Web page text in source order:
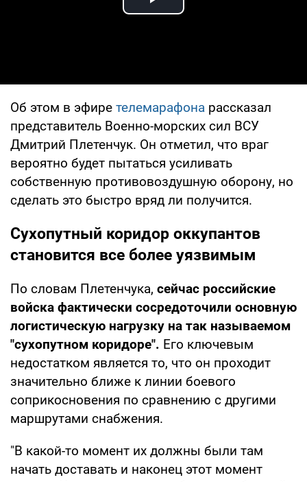
Play Video
Об этом в эфире телемарафона рассказал
представитель Военно-морских сил ВСУ
Дмитрий Плетенчук. Он отметил, что враг
вероятно будет пытаться усиливать
собственную противовоздушную оборону, но
сделать это быстро вряд ли получится.
Сухопутный коридор оккупантов
становится все более уязвимым
По словам Плетенчука, сейчас российские
войска фактически сосредоточили основную
логистическую нагрузку на так называемом
"сухопутном коридоре". Его ключевым
недостатком является то, что он проходит
значительно ближе к линии боевого
соприкосновения по сравнению с другими
маршрутами снабжения.
"В какой-то момент их должны были там
начать доставать и наконец этот момент